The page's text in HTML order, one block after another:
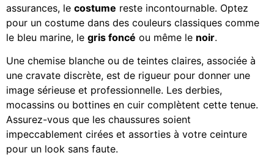
assurances, le costume reste incontournable. Optez
pour un costume dans des couleurs classiques comme
le bleu marine, le gris foncé ou même le noir.
Une chemise blanche ou de teintes claires, associée à
une cravate discrète, est de rigueur pour donner une
image sérieuse et professionnelle. Les derbies,
mocassins ou bottines en cuir complètent cette tenue.
Assurez-vous que les chaussures soient
impeccablement cirées et assorties à votre ceinture
pour un look sans faute.